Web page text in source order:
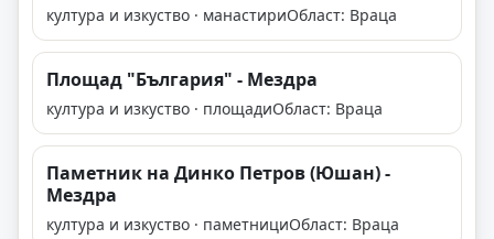
култура и изкуство · манастириОбласт: Враца
Площад "България" - Мездра
култура и изкуство · площадиОбласт: Враца
Паметник на Динко Петров (Юшан) -
Мездра
култура и изкуство · паметнициОбласт: Враца